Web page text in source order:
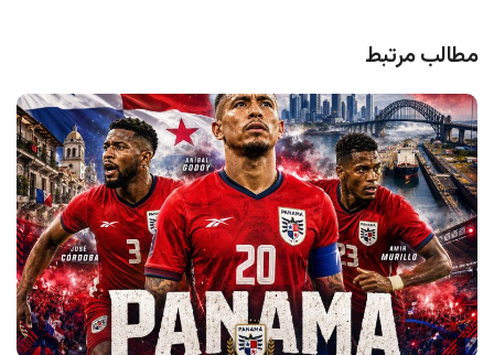
مطالب مرتبط